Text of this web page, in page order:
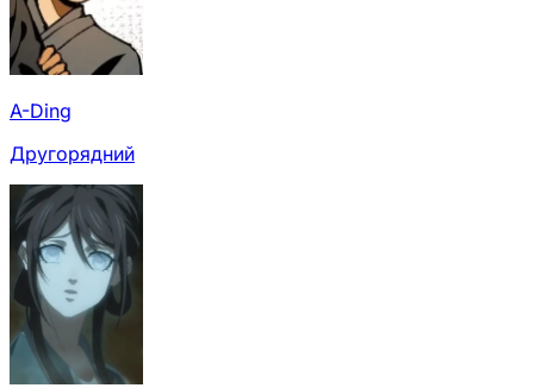
A-Ding
Другорядний